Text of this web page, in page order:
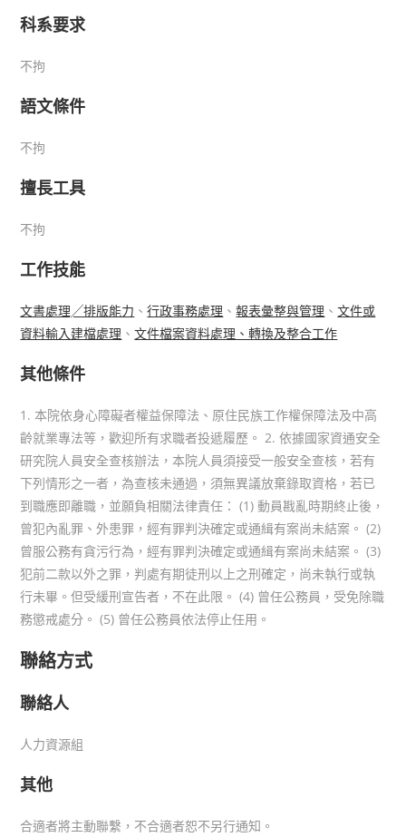
科系要求
不拘
語文條件
不拘
擅長工具
不拘
工作技能
文書處理╱排版能力 、行政事務處理 、報表彙整與管理 、文件或
資料輸入建檔處理 、文件檔案資料處理、轉換及整合工作
其他條件
1. 本院依身心障礙者權益保障法、原住民族工作權保障法及中高
齡就業專法等，歡迎所有求職者投遞履歷。 2. 依據國家資通安全
研究院人員安全查核辦法，本院人員須接受一般安全查核，若有
下列情形之一者，為查核未通過，須無異議放棄錄取資格，若已
到職應即離職，並願負相關法律責任： (1) 動員戡亂時期終止後，
曾犯內亂罪、外患罪，經有罪判決確定或通緝有案尚未結案。 (2)
曾服公務有貪污行為，經有罪判決確定或通緝有案尚未結案。 (3)
犯前二款以外之罪，判處有期徒刑以上之刑確定，尚未執行或執
行未畢。但受緩刑宣告者，不在此限。 (4) 曾任公務員，受免除職
務懲戒處分。 (5) 曾任公務員依法停止任用。
聯絡方式
聯絡人
人力資源組
其他
合適者將主動聯繫，不合適者恕不另行通知。